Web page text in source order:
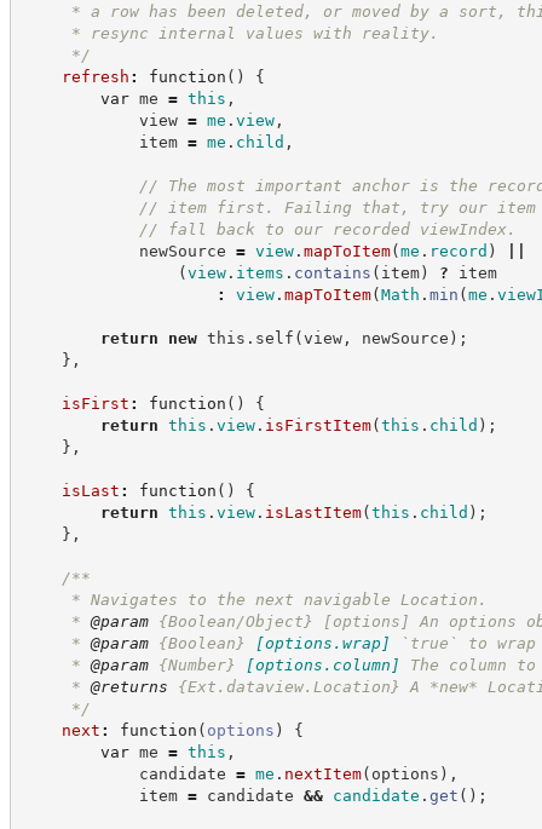
* a row has been deleted, or moved by a sort,
* resync internal values with reality.
*/
refresh : function ( )
{
var me = this ,
view = me . view,
item = me . child ,
// The most important anchor is the
// item first. Failing that, try our item
// fall back to our recorded viewIndex.
newSource = view. mapToItem(me . record )
(view. items . contains ( item) ? item
:
view. mapToItem(Math . min (me .
return new this . self (view, newSource ) ;
} ,
isFirst : function ( )
{
return this . view. isFirstItem(this . child ) ;
} ,
isLast : function ( )
{
return this . view. isLastItem(this . child ) ;
} ,
/**
* Navigates to the next navigable Location.
* @param {Boolean/Object} [options] An options
* @param {Boolean} [options.wrap]
`true` to
* @param {Number} [options.column]
The column
* @returns {Ext.dataview.Location}
A *new*
*/
next : function ( options )
{
var me = this ,
candidate = me . nextItem( options ) ,
item = candidate && candidate . get ( ) ;